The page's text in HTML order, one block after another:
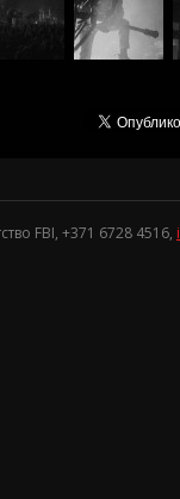
FBI, +371 6728 4516,